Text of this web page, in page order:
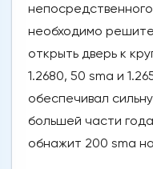
необходимо
открыть дверь к
1.2680, 50 sma и
обеспечивал
большей части
обнажит 200 sma